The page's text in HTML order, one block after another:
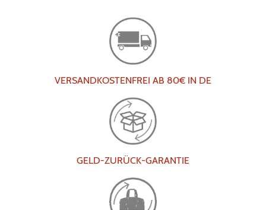
VERSANDKOSTENFREI AB 80€ IN DE
GELD-ZURÜCK-GARANTIE